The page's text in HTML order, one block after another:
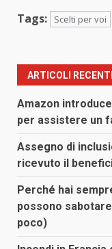
Tags: Scelti per voi
ARTICOLI RECENTI
Amazon
per assistere un
Assegno di
ricevuto il
Perché hai
possono
poco)